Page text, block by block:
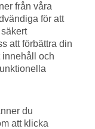
Naxospå semester?
har en
gäller soltimmar
somrar med
september. Även maj
25 grader. Här har
Naxos, månad för
från våra
för att
att förbättra din
innehåll och
du
att klicka